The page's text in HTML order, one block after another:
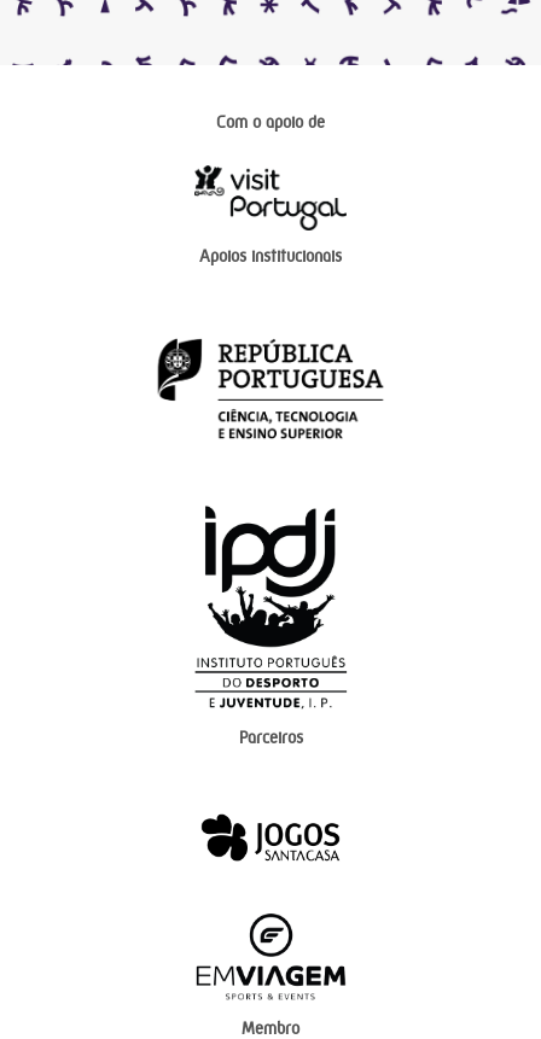
Com o apoio de
Apoios institucionais
Parceiros
Membro